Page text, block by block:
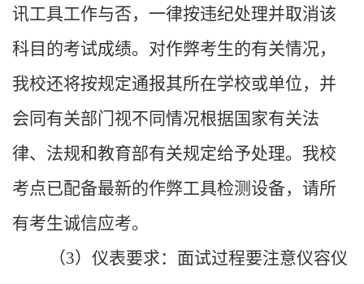
讯工具工作与否，一律按违纪处理并取消该
科目的考试成绩。对作弊考生的有关情况，
我校还将按规定通报其所在学校或单位，并
会同有关部门视不同情况根据国家有关法
律、法规和教育部有关规定给予处理。我校
考点已配备最新的作弊工具检测设备，请所
有考生诚信应考。
（3）仪表要求：面试过程要注意仪容仪